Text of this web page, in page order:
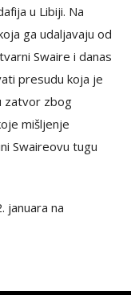
u Libiji. Na
ga udaljavaju od
Swaire i danas
presudu koja je
zatvor zbog
mišljenje
Swaireovu tugu
januara na